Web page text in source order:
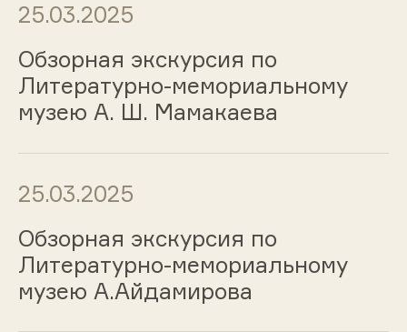
25.03.2025
Обзорная экскурсия по
Литературно-мемориальному
музею А. Ш. Мамакаева
25.03.2025
Обзорная экскурсия по
Литературно-мемориальному
музею А.Айдамирова